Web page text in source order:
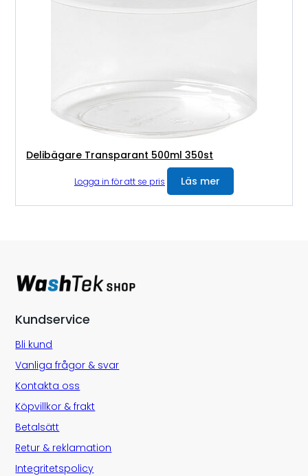
Delibägare Transparant 500ml 350st
Logga in för att se pris Läs mer
Kundservice
Bli kund
Vanliga frågor & svar
Kontakta oss
Köpvillkor & frakt
Betalsätt
Retur & reklamation
Integritetspolicy